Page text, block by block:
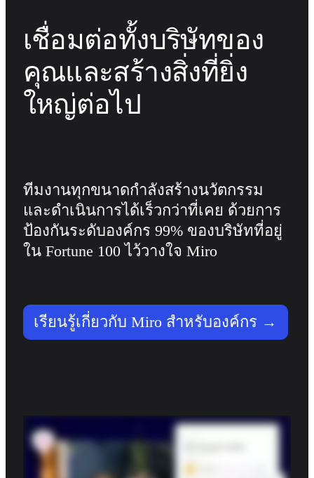
เชื่อมต่อทั้งบริษัทของ
คุณและสร้างสิ่งที่ยิ่ง
ใหญ่ต่อไป
ทีมงานทุกขนาดกำลังสร้างนวัตกรรม
และดำเนินการได้เร็วกว่าที่เคย ด้วยการ
ป้องกันระดับองค์กร 99% ของบริษัทที่อยู่
ใน Fortune 100 ไว้วางใจ Miro
เรียนรู้เกี่ยวกับ Miro สำหรับองค์กร →